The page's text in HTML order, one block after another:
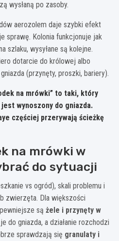
wysłaną po zasoby.
aerozolem daje szybki efekt
sprawę. Kolonia funkcjonuje jak
szlaku, wysyłane są kolejne.
dotarcie do królowej albo
(przynęty, proszki, bariery).
na mrówki” to taki, który
wynoszony do gniazda.
częściej przerywają ścieżkę
na mrówki w
do sytuacji
vs ogród), skali problemu i
zwierzęta. Dla większości
są żele i przynęty w
do gniazda, a działanie rozchodzi
sprawdzają się granulaty i